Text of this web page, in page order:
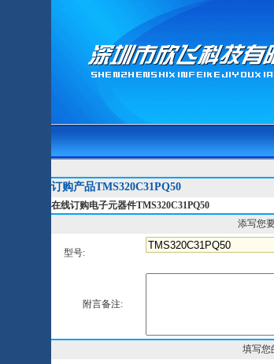
订购产品TMS320C31PQ50
在线订购电子元器件TMS320C31PQ50
添写您
型号:
附言备注:
填写您